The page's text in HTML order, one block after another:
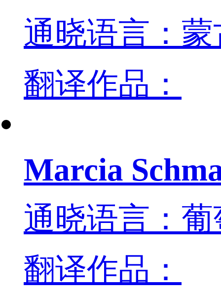
通晓语言：
翻译作品：
Marcia
通晓语言：
翻译作品：